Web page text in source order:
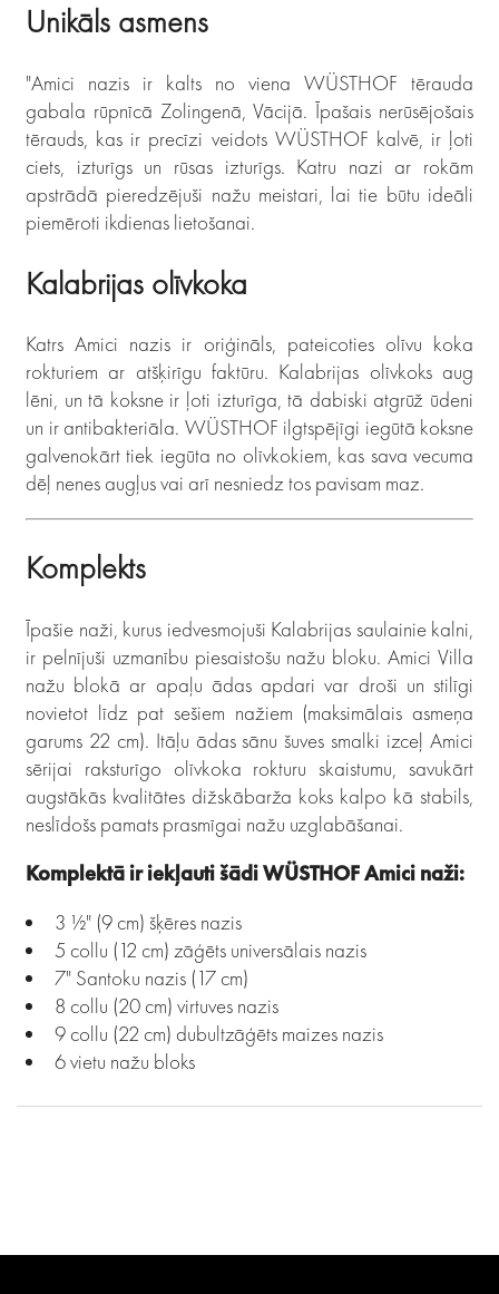
Unikāls asmens
"Amici nazis ir kalts no viena WÜSTHOF tērauda
gabala rūpnīcā Zolingenā, Vācijā. Īpašais nerūsējošais
tērauds, kas ir precīzi veidots WÜSTHOF kalvē, ir ļoti
ciets, izturīgs un rūsas izturīgs. Katru nazi ar rokām
apstrādā pieredzējuši nažu meistari, lai tie būtu ideāli
piemēroti ikdienas lietošanai.
Kalabrijas olīvkoka
Katrs Amici nazis ir oriģināls, pateicoties olīvu koka
rokturiem ar atšķirīgu faktūru. Kalabrijas olīvkoks aug
lēni, un tā koksne ir ļoti izturīga, tā dabiski atgrūž ūdeni
un ir antibakteriāla. WÜSTHOF ilgtspējīgi iegūtā koksne
galvenokārt tiek iegūta no olīvkokiem, kas sava vecuma
dēļ nenes augļus vai arī nesniedz tos pavisam maz.
Komplekts
Īpašie naži, kurus iedvesmojuši Kalabrijas saulainie kalni,
ir pelnījuši uzmanību piesaistošu nažu bloku. Amici Villa
nažu blokā ar apaļu ādas apdari var droši un stilīgi
novietot līdz pat sešiem nažiem (maksimālais asmeņa
garums 22 cm). Itāļu ādas sānu šuves smalki izceļ Amici
sērijai raksturīgo olīvkoka rokturu skaistumu, savukārt
augstākās kvalitātes dižskābarža koks kalpo kā stabils,
neslīdošs pamats prasmīgai nažu uzglabāšanai.
Komplektā ir iekļauti šādi WÜSTHOF Amici naži:
3 ½" (9 cm) šķēres nazis
5 collu (12 cm) zāģēts universālais nazis
7" Santoku nazis (17 cm)
8 collu (20 cm) virtuves nazis
9 collu (22 cm) dubultzāģēts maizes nazis
6 vietu nažu bloks